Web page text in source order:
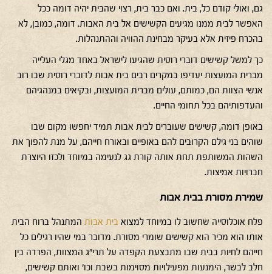
גם, ואולי קודם כל, בית. ואם כבר בית, רצוי שהבית יהיה דומה ככל
האפשר לבית ממנו מגיעים הקשישים אל בית האבות. דומה, כמובן, לא
בהכרח פיזית אלא בעיקר מבחינת ההוויה וההתנהלות.
כך למשל קשישים דוברי רוסית שהגיעו לישראל באחד מגלי העלייה
מברית המועצות יעדיפו במקרים רבים בית אבות לדוברי רוסית שבו רוב
אנשי הצוות הם, כמותם, עולים מברית המועצות, ובקיאים במנהגיהם
והעדפותיהם בכל תחומי החיים.
באופן דומה, קשישים שעוברים לבית אבות תמיד יחפשו מקום שבו
שוהים בני גילם הקרובים להם באופיים ובאורח חייהם, על מנת להפוך את
השהות המשותפת תחת אותה קורת גג לנעימה במיוחד ולכזו היוצרת
חברויות אמיצות.
שמירת מסורת בבית אבות
פלח אוכלוסייה שחשוב לו במיוחד למצוא בית אבות המתנהל ברוח הבית
אותו הוא מכיר הוא קשישים שומרי מסורת. מדובר במי שהיו רגילים כל
חייהם לחיות בבית שבו מתבצעת הקפדה על תרי"ג המצוות, הפרדה בין
חלב לבשר, הימנעות מפעילויות מסוימות בשבת וכו' ואותם קשישים,